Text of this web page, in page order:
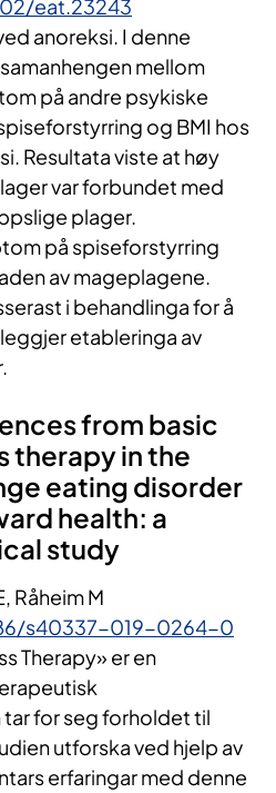
eat.23243
anoreksi. I denne
mellom
på andre psykiske
og BMI hos
Resultata viste at høy
var forbundet med
plager.
på spiseforstyrring
av mageplagene.
i behandlinga for å
etableringa av
from basic
therapy in the
eating disorder
health: a
study
Råheim M
s40337-019-0264-0
Therapy» er en
for seg forholdet til
utforska ved hjelp av
erfaringar med denne